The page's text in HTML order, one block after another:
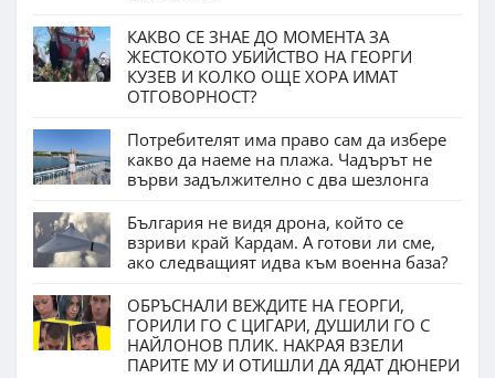
КАКВО СЕ ЗНАЕ ДО МОМЕНТА ЗА
ЖЕСТОКОТО УБИЙСТВО НА ГЕОРГИ
КУЗЕВ И КОЛКО ОЩЕ ХОРА ИМАТ
ОТГОВОРНОСТ?
Потребителят има право сам да избере
какво да наеме на плажа. Чадърът не
върви задължително с два шезлонга
България не видя дрона, който се
взриви край Кардам. А готови ли сме,
ако следващият идва към военна база?
ОБРЪСНАЛИ ВЕЖДИТЕ НА ГЕОРГИ,
ГОРИЛИ ГО С ЦИГАРИ, ДУШИЛИ ГО С
НАЙЛОНОВ ПЛИК. НАКРАЯ ВЗЕЛИ
ПАРИТЕ МУ И ОТИШЛИ ДА ЯДАТ ДЮНЕРИ